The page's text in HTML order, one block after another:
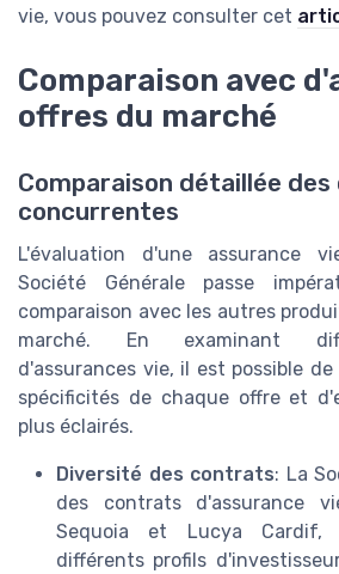
vie, vous pouvez consulter cet
Comparaison avec
offres du marché
Comparaison détaillée
concurrentes
L'évaluation d'une assurance
Société Générale passe
comparaison avec les autres
marché. En examinant
d'assurances vie, il est possible
spécificités de chaque offre et
plus éclairés.
Diversité des contrats: La
des contrats d'assurance
Sequoia et Lucya
différents profils